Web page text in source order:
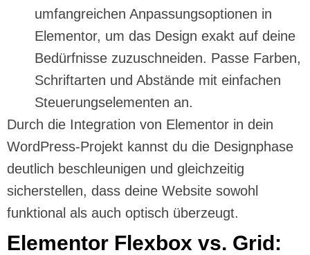
umfangreichen Anpassungsoptionen in
Elementor, um das Design exakt auf deine
Bedürfnisse zuzuschneiden. Passe Farben,
Schriftarten und Abstände mit einfachen
Steuerungselementen an.
Durch die Integration von Elementor in dein
WordPress-Projekt kannst du die Designphase
deutlich beschleunigen und gleichzeitig
sicherstellen, dass deine Website sowohl
funktional als auch optisch überzeugt.
Elementor Flexbox vs. Grid: